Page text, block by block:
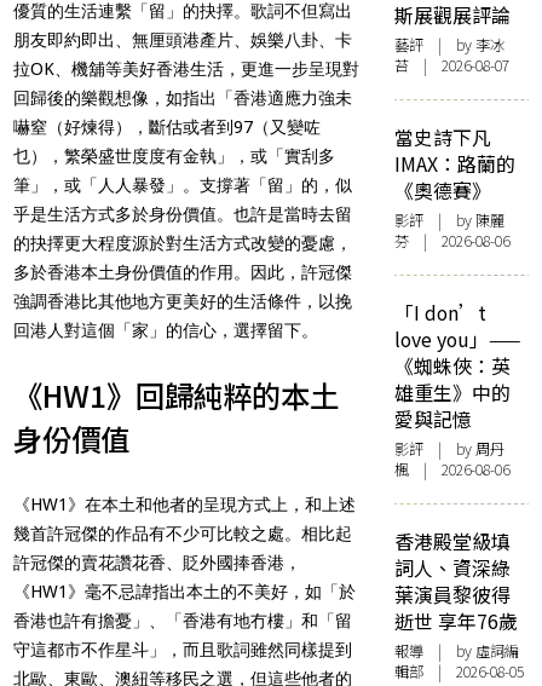
優質的生活連繫「留」的抉擇。歌詞不但寫出
朋友即約即出、無厘頭港產片、娛樂八卦、卡
拉OK、機舖等美好香港生活，更進一步呈現對
回歸後的樂觀想像，如指出「香港適應力強未
嚇窒（好煉得），斷估或者到97（又變咗
乜），繁榮盛世度度有金執」，或「實刮多
筆」，或「人人暴發」。支撐著「留」的，似
乎是生活方式多於身份價值。也許是當時去留
的抉擇更大程度源於對生活方式改變的憂慮，
多於香港本土身份價值的作用。因此，許冠傑
強調香港比其他地方更美好的生活條件，以挽
回港人對這個「家」的信心，選擇留下。
《HW1》回歸純粹的本土
身份價值
《HW1》在本土和他者的呈現方式上，和上述
幾首許冠傑的作品有不少可比較之處。相比起
許冠傑的賣花讚花香、貶外國捧香港，
《HW1》毫不忌諱指出本土的不美好，如「於
香港也許有擔憂」、「香港有地冇樓」和「留
守這都市不作星斗」，而且歌詞雖然同樣提到
北歐、東歐、澳紐等移民之選，但這些他者的
斯展觀展評論
藝評 | by 李冰
苔 | 2026-08-07
當史詩下凡
IMAX：路蘭的
《奧德賽》
影評 | by 陳麗
芬 | 2026-08-06
「I don’t
love you」——
《蜘蛛俠：英
雄重生》中的
愛與記憶
影評 | by周丹
楓 | 2026-08-06
香港殿堂級填
詞人、資深綠
葉演員黎彼得
逝世 享年76歲
報導 | by 虛詞編
輯部 | 2026-08-05